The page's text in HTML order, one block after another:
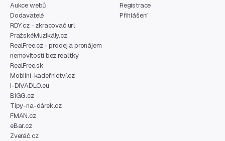
Aukce webů
Dodavatelé
RDY.cz - zkracovač url
PražskéMuzikály.cz
RealFree.cz - prodej a pronájem
nemovitostí bez realitky
RealFree.sk
Mobilní-kadeřnictví.cz
i-DIVADLO.eu
BIGG.cz
Tipy-na-dárek.cz
FMAN.cz
eBar.cz
Zveráč.cz
Registrace
Přihlášení